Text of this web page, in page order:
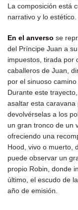
La composición está
narrativo y lo estético.
En el anverso se
del Príncipe Juan a
impuestos, tirada por
caballeros de Juan,
por el sinuoso
Durante este
asaltar esta
devolvérselas a los
un gran tronco de un
ofreciendo una
Hood, vivo o muerto,
puede observar un
propio Robin, donde
último, el escudo de
año de emisión.